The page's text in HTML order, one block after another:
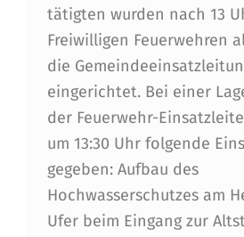
N
A
L
A
R
M
I
tätigten wurden nach 13
Freiwilligen Feuerwehren
die
eingerichtet. Bei einer
der Feuerwehr-
um 13:30 Uhr folgende
gegeben: Aufbau des
Hochwasserschutzes am
Ufer beim Eingang zur